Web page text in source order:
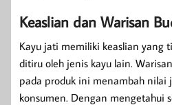
Keaslian dan Warisan
Kayu jati memiliki keaslian yang
ditiru oleh jenis kayu lain.
pada produk ini menambah nilai
konsumen. Dengan mengetahui